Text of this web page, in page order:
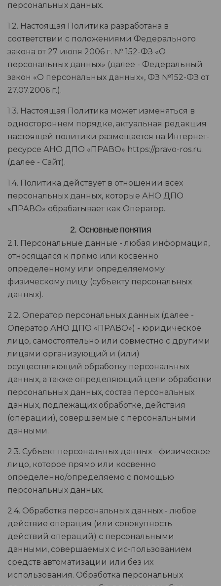
персональных данных.
1.2. Настоящая Политика разработана в
соответствии с положениями Федерального
закона от 27 июля 2006 г. № 152-ФЗ «О
персональных данных» (далее - Федеральный
закон «О персональных данных», ФЗ №152-ФЗ от
27.07.2006 г.).
1.3. Настоящая Политика может изменяться в
одностороннем порядке, актуальная редакция
настоящей политики размещается на Интернет-
ресурсе АНО ДПО «ПРАВО» https://pravo-ros.ru.
(далее - Сайт).
1.4. Политика действует в отношении всех
персональных данных, которые АНО ДПО
«ПРАВО» обрабатывает как Оператор.
2. Основные понятия
2.1. Персональные данные - любая информация,
относящаяся к прямо или косвенно
определенному или определяемому
физическому лицу (субъекту персональных
данных).
2.2. Оператор персональных данных (далее -
Оператор АНО ДПО «ПРАВО») - юридическое
лицо, самостоятельно или совместно с другими
лицами организующий и (или)
осуществляющий обработку персональных
данных, а также определяющий цели обработки
персональных данных, состав персональных
данных, подлежащих обработке, действия
(операции), совершаемые с персональными
данными.
2.3. Субъект персональных данных - физическое
лицо, которое прямо или косвенно
определенно/определяемо с помощью
персональных данных.
2.4. Обработка персональных данных - любое
действие операция (или совокупность
действий операций) с персональными
данными, совершаемых с ис-пользованием
средств автоматизации или без их
использования. Обработка персональных